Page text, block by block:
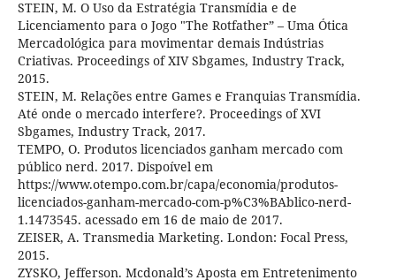
STEIN, M. O Uso da Estratégia Transmídia e de
Licenciamento para o Jogo "The Rotfather” – Uma Ótica
Mercadológica para movimentar demais Indústrias
Criativas. Proceedings of XIV Sbgames, Industry Track,
2015.
STEIN, M. Relações entre Games e Franquias Transmídia.
Até onde o mercado interfere?. Proceedings of XVI
Sbgames, Industry Track, 2017.
TEMPO, O. Produtos licenciados ganham mercado com
público nerd. 2017. Dispoível em
https://www.otempo.com.br/capa/economia/produtos-
licenciados-ganham-mercado-com-p%C3%BAblico-nerd-
1.1473545. acessado em 16 de maio de 2017.
ZEISER, A. Transmedia Marketing. London: Focal Press,
2015.
ZYSKO, Jefferson. Mcdonald’s Aposta em Entretenimento